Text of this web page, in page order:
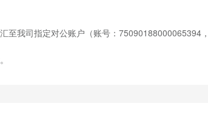
至我司指定对公账户（账号：75090188000065394